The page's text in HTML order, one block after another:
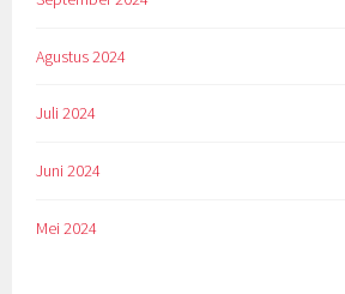
Agustus 2024
Juli 2024
Juni 2024
Mei 2024